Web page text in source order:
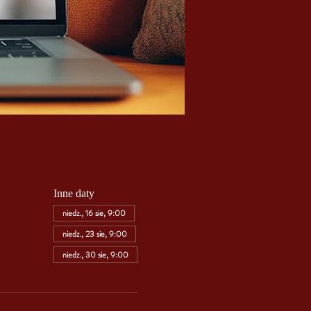
Inne daty
niedz., 16 sie, 9:00
niedz., 23 sie, 9:00
niedz., 30 sie, 9:00